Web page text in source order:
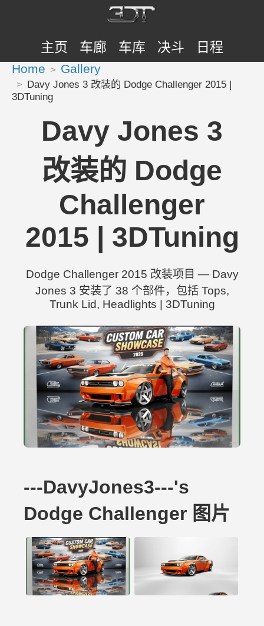
主页 车廊 车库 决斗 日程
Home Gallery
Davy Jones 3 改装的 Dodge Challenger 2015 |
3DTuning
Davy Jones 3
改装的 Dodge
Challenger
2015 | 3DTuning
Dodge Challenger 2015 改装项目 — Davy
Jones 3 安装了 38 个部件，包括 Tops,
Trunk Lid, Headlights | 3DTuning
---DavyJones3---'s
Dodge Challenger 图片